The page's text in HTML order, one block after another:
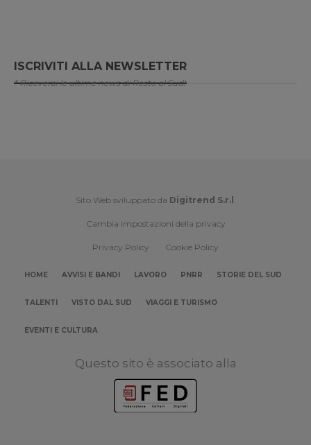
ISCRIVITI ALLA NEWSLETTER
* Riceverai le ultime news di Resto al Sud!
Sito Web sviluppato da Digitrend S.r.l .
Cambia impostazioni della privacy
Privacy Policy Cookie Policy
HOME AVVISI E BANDI LAVORO PNRR STORIE DEL SUD
TALENTI VISTO DAL SUD VIAGGI E TURISMO
EVENTI E CULTURA
Questo sito è associato alla